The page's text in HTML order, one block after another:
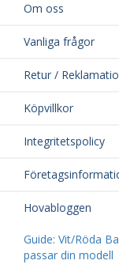
Om oss
Vanliga frågor
Retur /
Köpvillkor
Integritetspolicy
Hovabloggen
Guide: Vit/Röda
passar din modell